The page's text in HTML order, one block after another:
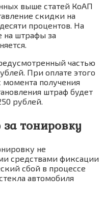
выше статей КоАП
скидки на
процентов. На
на штрафы за
частью
При оплате этого
момента получения
штраф будет
рублей.
тонировку
не
средствами фиксации
сбой в процессе
автомобиля